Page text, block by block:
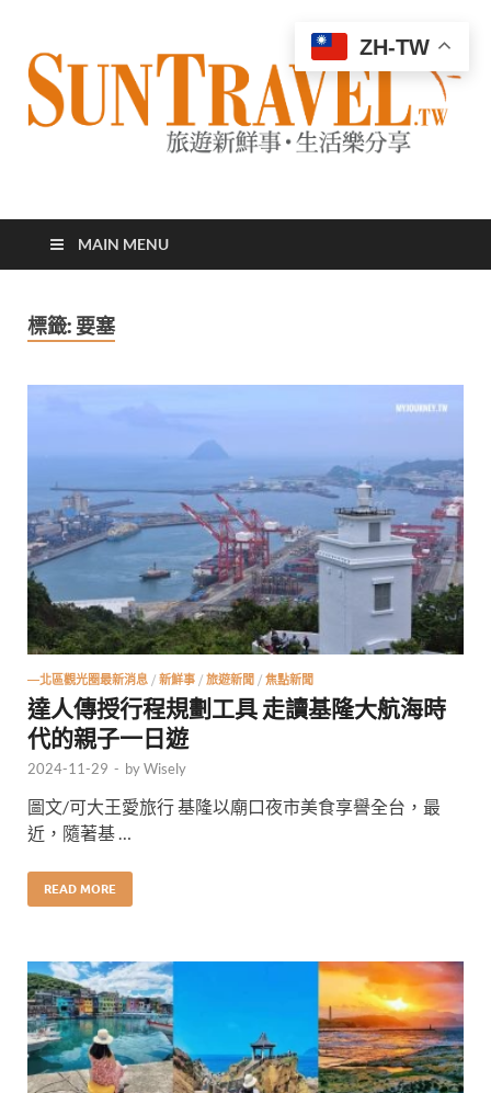
太陽網
MAIN MENU
標籤: 要塞
—北區觀光圈最新消息 / 新鮮事 / 旅遊新聞 / 焦點新聞
達人傳授行程規劃工具 走讀基隆大航海時
代的親子一日遊
2024-11-29 - byWisely
圖文/可大王愛旅行 基隆以廟口夜市美食享譽全台，最
近，隨著基 …
READ MORE
ZH-TW